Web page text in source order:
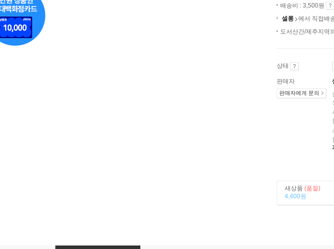
배송비 : 3,500원
셀롱
에서 직접배
도서산간/제주지역
상태
판매자
판매자에게 문의
새상품 (품절)
4,400원